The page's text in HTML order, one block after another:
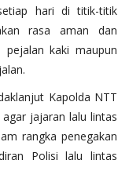
hari di titik-titik
rasa aman dan
pejalan kaki maupun
Kapolda NTT
jajaran lalu lintas
rangka penegakan
Polisi lalu lintas